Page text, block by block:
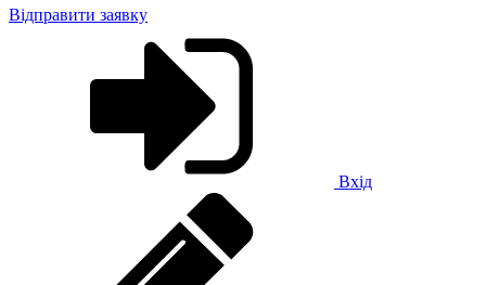
Відправити заявку
Вхід